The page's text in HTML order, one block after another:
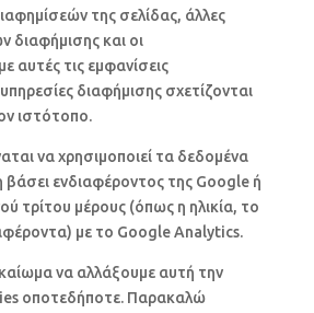
της σελίδας, άλλες
διαφήμισης και οι
αυτές τις εμφανίσεις
διαφήμισης σχετίζονται
ιστότοπο.
να χρησιμοποιεί τα δεδομένα
βάσει ενδιαφέροντος της Google ή
τρίτου μέρους (όπως η ηλικία, το
με το Google Analytics.
να αλλάξουμε αυτή την
οποτεδήποτε. Παρακαλώ